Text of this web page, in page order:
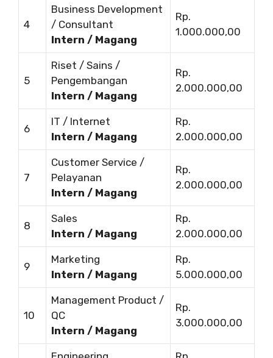
4
Business Development
/ Consultant
Intern / Magang
Rp.
1.000.000,00
5
Riset / Sains /
Pengembangan
Intern / Magang
Rp.
2.000.000,00
6
IT / Internet
Intern / Magang
Rp.
2.000.000,00
7
Customer Service /
Pelayanan
Intern / Magang
Rp.
2.000.000,00
8
Sales
Intern / Magang
Rp.
2.000.000,00
9
Marketing
Intern / Magang
Rp.
5.000.000,00
10
Management Product /
QC
Intern / Magang
Rp.
3.000.000,00